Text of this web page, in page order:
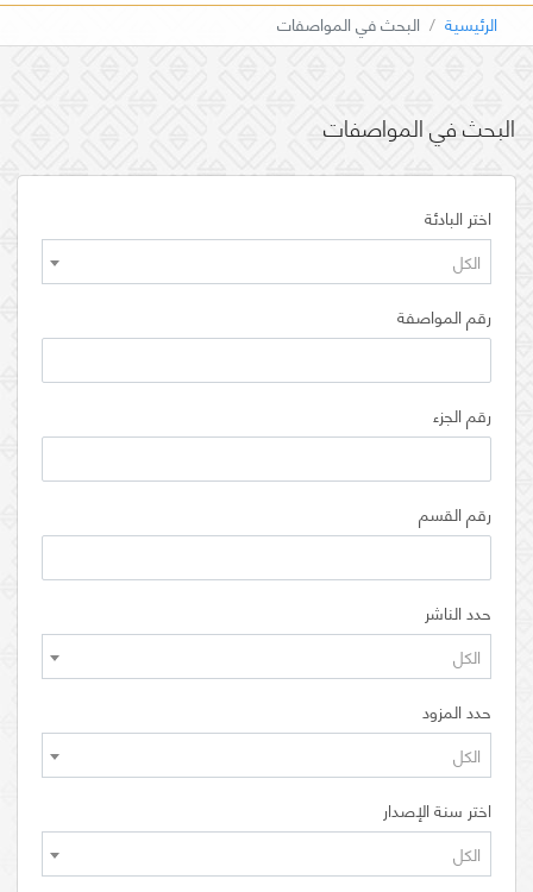
الرئيسية البحث في المواصفات
البحث في المواصفات
اختر البادئة
الكل
رقم المواصفة
رقم الجزء
رقم القسم
حدد الناشر
الكل
حدد المزود
الكل
اختر سنة الإصدار
الكل